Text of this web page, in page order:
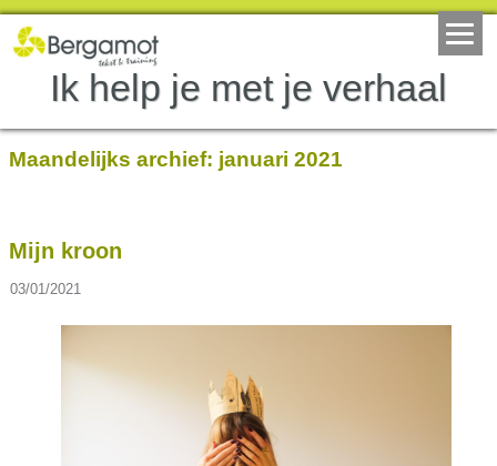
Ik help je met je verhaal
Maandelijks archief: januari 2021
Mijn kroon
03/01/2021